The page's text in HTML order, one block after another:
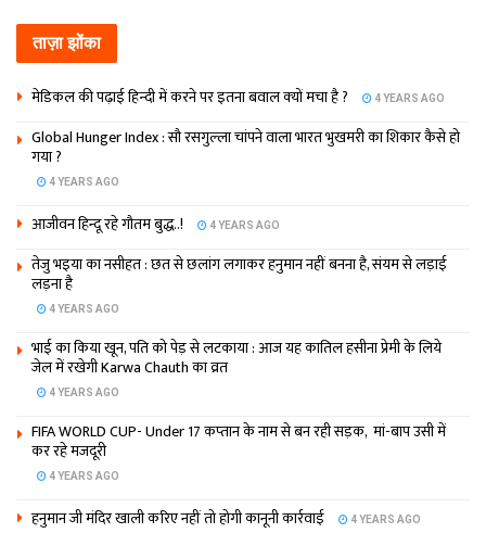
ताज़ा झोंका
मेडिकल की पढ़ाई हिन्‍दी में करने पर इतना बवाल क्‍यों मचा है ? 4 YEARS AGO
Global Hunger Index : सौ रसगुल्‍ला चांपने वाला भारत भुखमरी का शिकार कैसे हो
गया ?
4 YEARS AGO
आजीवन हिन्दू रहे गौतम बुद्ध..! 4 YEARS AGO
तेजु भइया का नसीहत : छत से छलांग लगाकर हनुमान नहीं बनना है, संयम से लड़ाई
लड़ना है
4 YEARS AGO
भाई का किया खून, पति को पेड़ से लटकाया : आज यह कातिल हसीना प्रेमी के लिये
जेल में रखेगी Karwa Chauth का व्रत
4 YEARS AGO
FIFA WORLD CUP- Under 17 कप्‍तान के नाम से बन रही सड़क, मां-बाप उसी में
कर रहे मजदूरी
4 YEARS AGO
हनुमान जी मंदिर खाली करिए नहीं तो होगी कानूनी कार्रवाई 4 YEARS AGO